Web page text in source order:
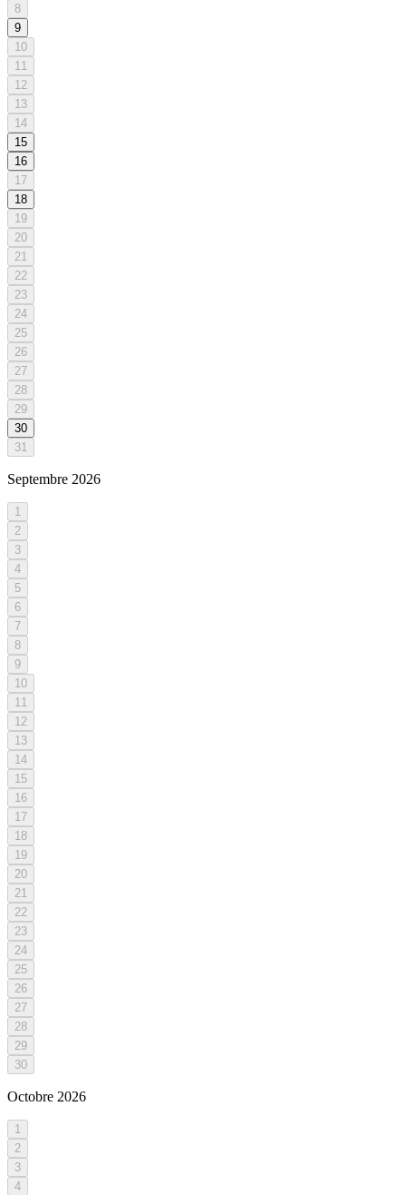
8
9
10
11
12
13
14
15
16
17
18
19
20
21
22
23
24
25
26
27
28
29
30
31
Septembre 2026
1
2
3
4
5
6
7
8
9
10
11
12
13
14
15
16
17
18
19
20
21
22
23
24
25
26
27
28
29
30
Octobre 2026
1
2
3
4